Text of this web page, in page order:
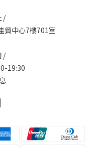
/
貿中心7樓701室
/
19:30